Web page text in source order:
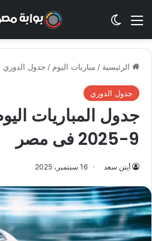
القائمة الوضع المظلم
الرئيسية / مباريات اليوم / جدول الدوري
جدول الدوري
9-2025 فى مصر
أيتن سعد 16 سبتمبر، 2025